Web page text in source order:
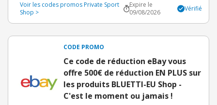
Voir les codes promos Private Sport
Shop >
Expire le
09/08/2026
Vérifié
CODE PROMO
Ce code de réduction eBay vous
offre 500€ de réduction EN PLUS sur
les produits BLUETTI-EU Shop -
C'est le moment ou jamais !